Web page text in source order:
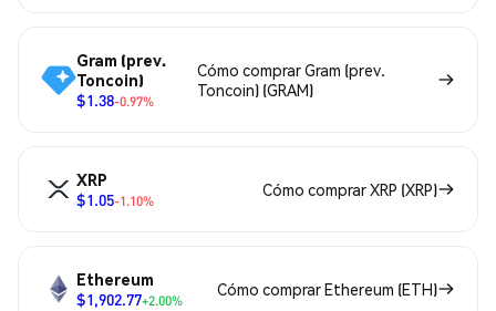
Gram (prev.
Toncoin)
$1.38-0.97%
Cómo comprar Gram (prev.
Toncoin) (GRAM)
XRP
$1.05-1.10%
Cómo comprar XRP (XRP)
Ethereum
$1,902.77+2.00%
Cómo comprar Ethereum (ETH)